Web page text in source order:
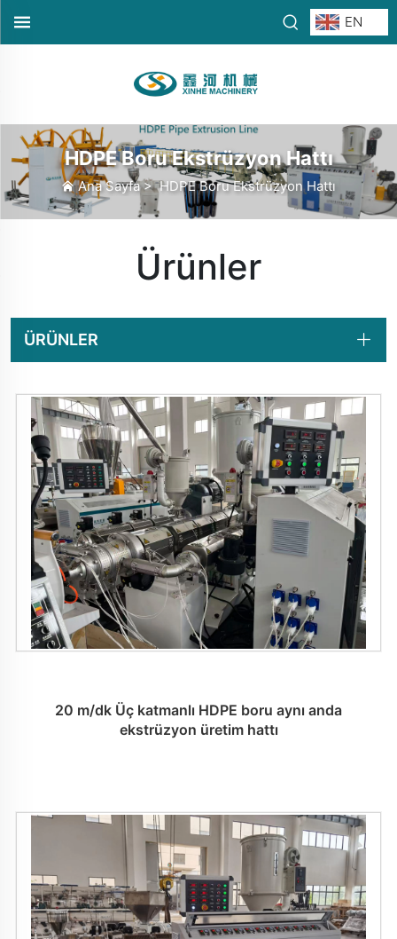
EN
HDPE Boru Ekstrüzyon Hattı
Ana Sayfa>HDPE Boru Ekstrüzyon Hattı
Ürünler
ÜRÜNLER
20 m/dk Üç katmanlı HDPE boru aynı anda
ekstrüzyon üretim hattı